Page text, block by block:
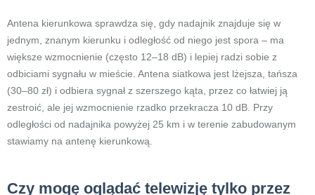
Antena kierunkowa sprawdza się, gdy nadajnik znajduje się w
jednym, znanym kierunku i odległość od niego jest spora – ma
większe wzmocnienie (często 12–18 dB) i lepiej radzi sobie z
odbiciami sygnału w mieście. Antena siatkowa jest lżejsza, tańsza
(30–80 zł) i odbiera sygnał z szerszego kąta, przez co łatwiej ją
zestroić, ale jej wzmocnienie rzadko przekracza 10 dB. Przy
odległości od nadajnika powyżej 25 km i w terenie zabudowanym
stawiamy na antenę kierunkową.
Czy mogę oglądać telewizję tylko przez